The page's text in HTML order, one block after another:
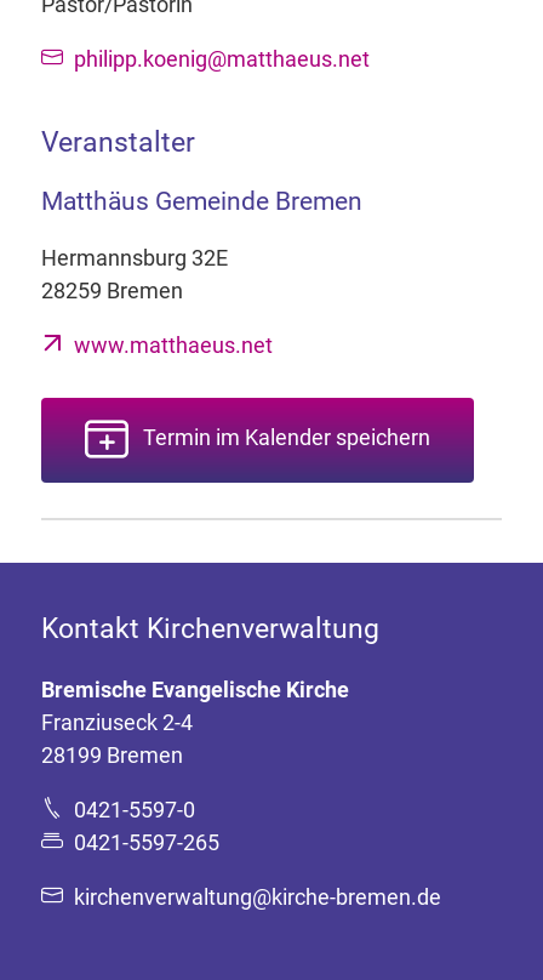
philipp.koenig@matthaeus.net
Veranstalter
Matthäus Gemeinde Bremen
Hermannsburg 32E
28259 Bremen
www.matthaeus.net
Termin im Kalender speichern
Kontakt Kirchenverwaltung
Bremische Evangelische Kirche
Franziuseck 2-4
28199 Bremen
0421-5597-0
0421-5597-265
kirchenverwaltung@kirche-bremen.de